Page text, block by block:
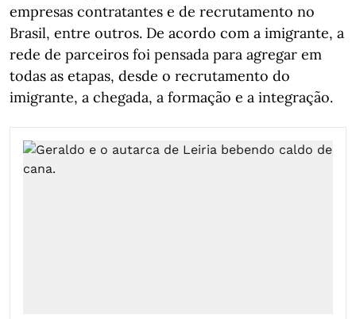
empresas contratantes e de recrutamento no
Brasil, entre outros. De acordo com a imigrante, a
rede de parceiros foi pensada para agregar em
todas as etapas, desde o recrutamento do
imigrante, a chegada, a formação e a integração.